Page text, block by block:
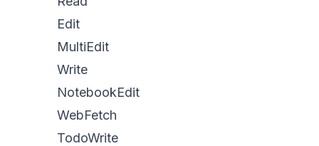
Edit
MultiEdit
Write
NotebookEdit
WebFetch
TodoWrite